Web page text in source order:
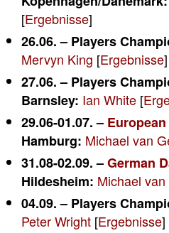
[Ergebnisse]
26.06. – Players
Mervyn King [Ergebnisse]
27.06. – Players
Barnsley: Ian White [
29.06-01.07. –
Hamburg: Michael van
31.08-02.09. –German
Hildesheim: Michael
04.09. – Players
Peter Wright [Ergebnisse]